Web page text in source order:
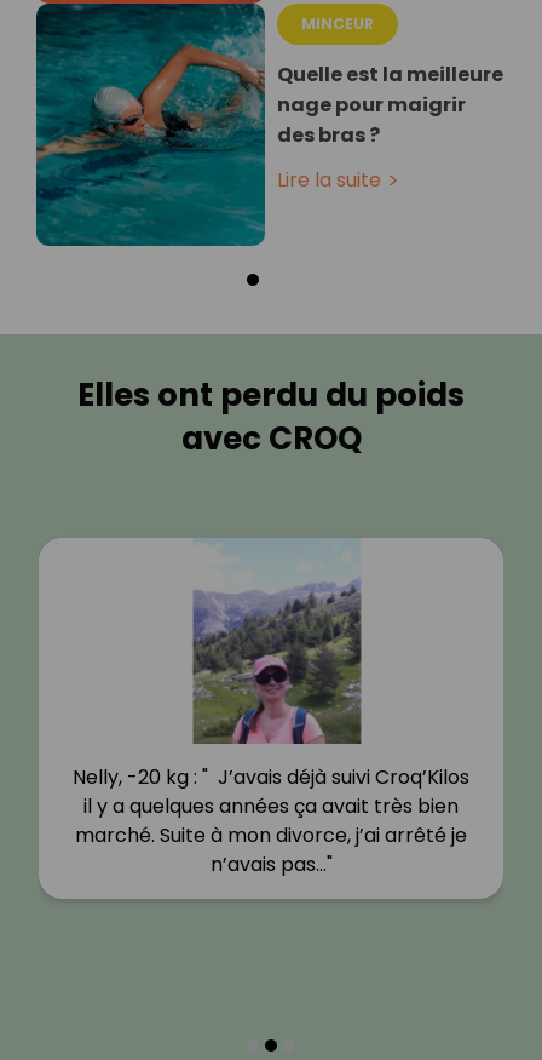
MINCEUR
Quelle est la meilleure
nage pour maigrir
des bras ?
Lire la suite
Elles ont perdu du poids
avec CROQ
Nelly, -20 kg : " J’avais déjà suivi Croq’Kilos
il y a quelques années ça avait très bien
marché. Suite à mon divorce, j’ai arrêté je
n’avais pas…"